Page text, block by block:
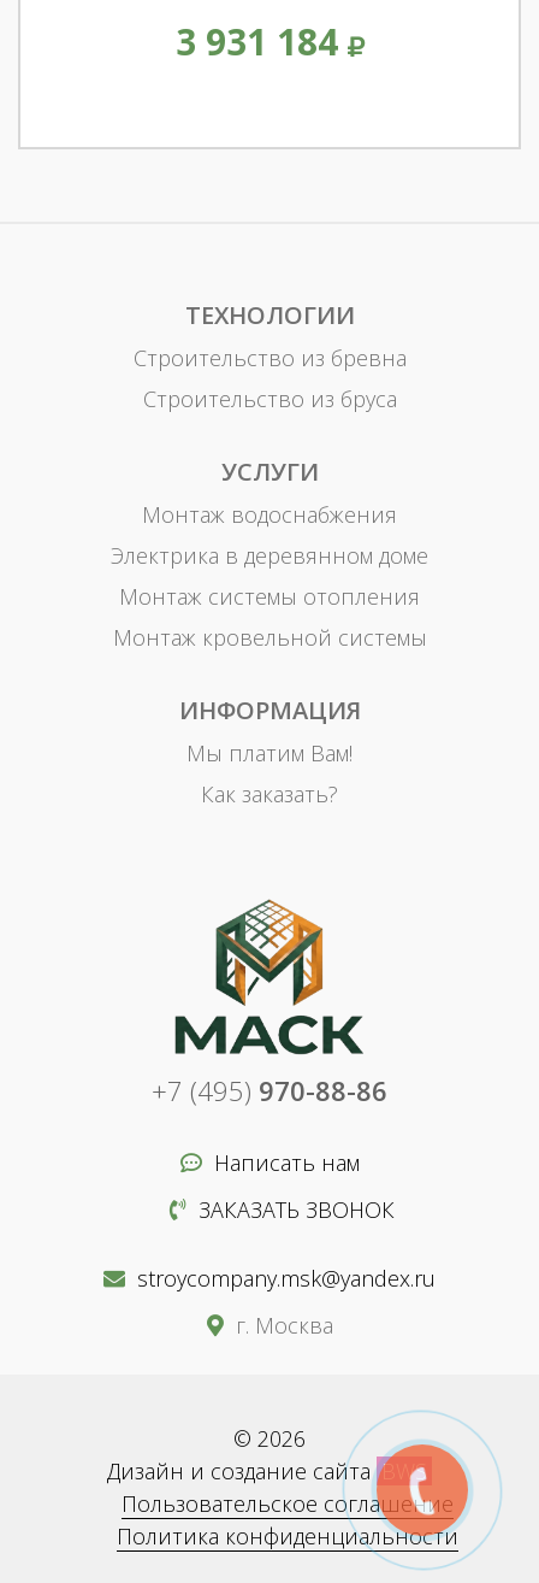
3 931 184
ТЕХНОЛОГИИ
Строительство из бревна
Строительство из бруса
УСЛУГИ
Монтаж водоснабжения
Электрика в деревянном доме
Монтаж системы отопления
Монтаж кровельной системы
ИНФОРМАЦИЯ
Мы платим Вам!
Как заказать?
+7 (495) 970-88-86
Написать нам
ЗАКАЗАТЬ ЗВОНОК
stroycompany.msk@yandex.ru
г. Москва
© 2026
Дизайн и создание сайтаBWS
Пользовательское соглашение
Политика конфиденциальности